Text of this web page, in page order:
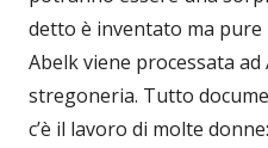
detto è inventato ma pure
Abelk viene processata
stregoneria. Tutto
c’è il lavoro di molte